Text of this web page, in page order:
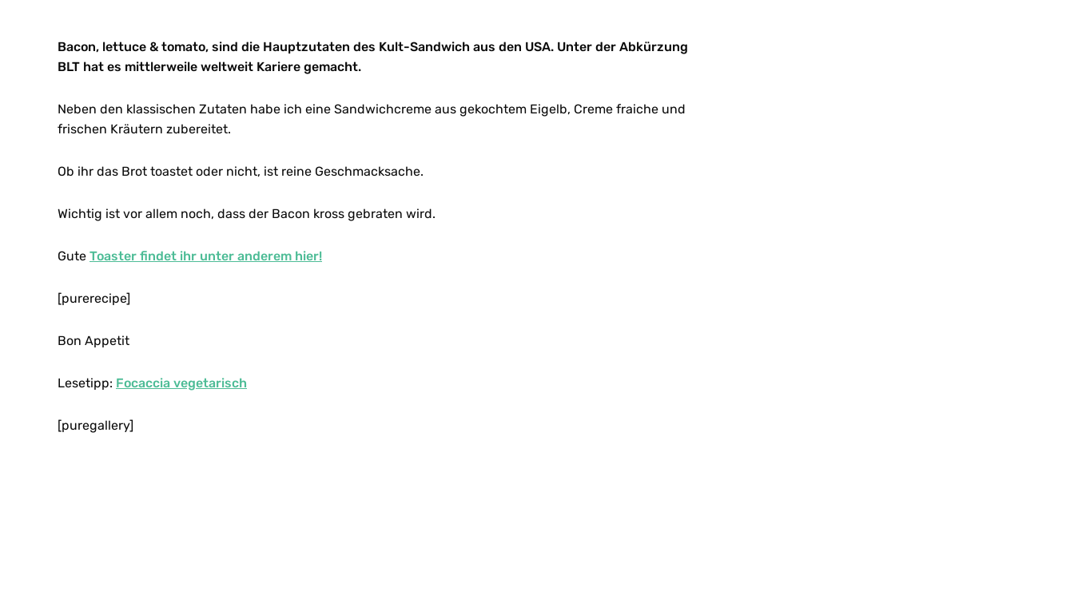
Bacon, lettuce & tomato, sind die Hauptzutaten des Kult-Sandwich aus den USA. Unter der Abkürzung
BLT hat es mittlerweile weltweit Kariere gemacht.
Neben den klassischen Zutaten habe ich eine Sandwichcreme aus gekochtem Eigelb, Creme fraiche und
frischen Kräutern zubereitet.
Ob ihr das Brot toastet oder nicht, ist reine Geschmacksache.
Wichtig ist vor allem noch, dass der Bacon kross gebraten wird.
Gute Toaster findet ihr unter anderem hier!
[purerecipe]
Bon Appetit
Lesetipp: Focaccia vegetarisch
[puregallery]